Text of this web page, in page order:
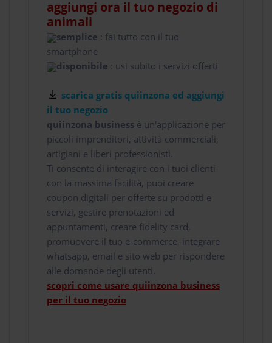
aggiungi ora il tuo negozio di
animali
semplice : fai tutto con il tuo
smartphone
disponibile : usi subito i servizi offerti
scarica gratis quiinzona ed aggiungi
il tuo negozio
quiinzona business è un'applicazione per
piccoli imprenditori, attività commerciali,
artigiani e liberi professionisti.
Ti consente di interagire con i tuoi clienti
con la massima facilità, puoi creare
coupon digitali per offerte su prodotti e
servizi, gestire prenotazioni ed
appuntamenti, creare fidelity card,
promuovere il tuo e-commerce, integrare
whatsapp, email e sito web per rispondere
alle domande degli utenti.
scopri come usare quiinzona business
per il tuo negozio